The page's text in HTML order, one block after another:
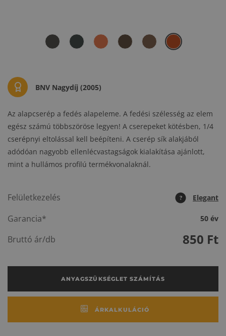
BNV Nagydíj (2005)
Az alapcserép a fedés alapeleme. A fedési szélesség az elem
egész számú többszöröse legyen! A cserepeket kötésben, 1/4
cserépnyi eltolással kell beépíteni. A cserép sík alakjából
adódóan nagyobb ellenlécvastagságok kialakítása ajánlott,
mint a hullámos profilú termékvonalaknál.
Felületkezelés ? Elegant
Garancia* 50 év
Bruttó ár/db 850 Ft
ANYAGSZÜKSÉGLET SZÁMÍTÁS
ÁRKALKULÁCIÓ